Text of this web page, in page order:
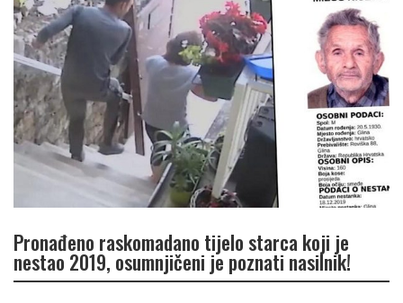
Pronađeno raskomadano tijelo starca koji je
nestao 2019, osumnjičeni je poznati nasilnik!